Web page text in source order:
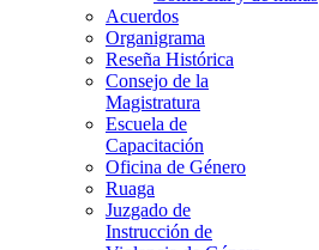
Acuerdos
Organigrama
Reseña Histórica
Consejo de la
Magistratura
Escuela de
Capacitación
Oficina de Género
Ruaga
Juzgado de
Instrucción de